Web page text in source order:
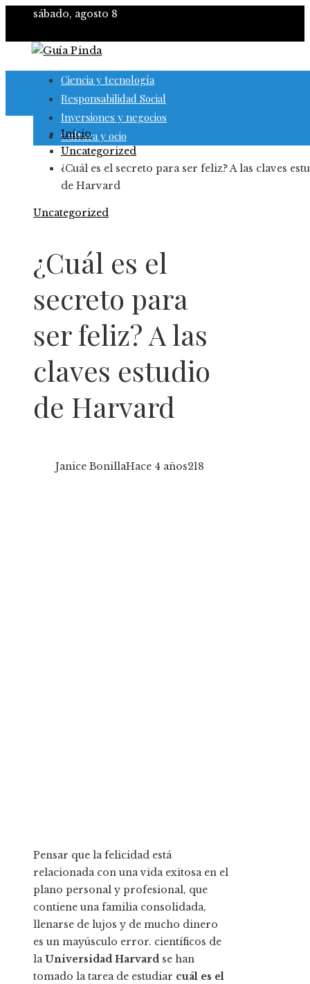
sábado, agosto 8
Ciencia y tecnología
Responsabilidad Social
Inversiones y negocios
Cultura y ocio
Inicio
Uncategorized
¿Cuál es el secreto para ser feliz? A las claves
de Harvard
Uncategorized
¿Cuál es el
secreto para
ser feliz? A las
claves estudio
de Harvard
Janice BonillaHace 4 años218
Pensar que la felicidad está
relacionada con una vida exitosa en el
plano personal y profesional, que
contiene una familia consolidada,
llenarse de lujos y de mucho dinero
es un mayúsculo error. científicos de
laUniversidad Harvard se han
tomado la tarea de estudiar cuál es el